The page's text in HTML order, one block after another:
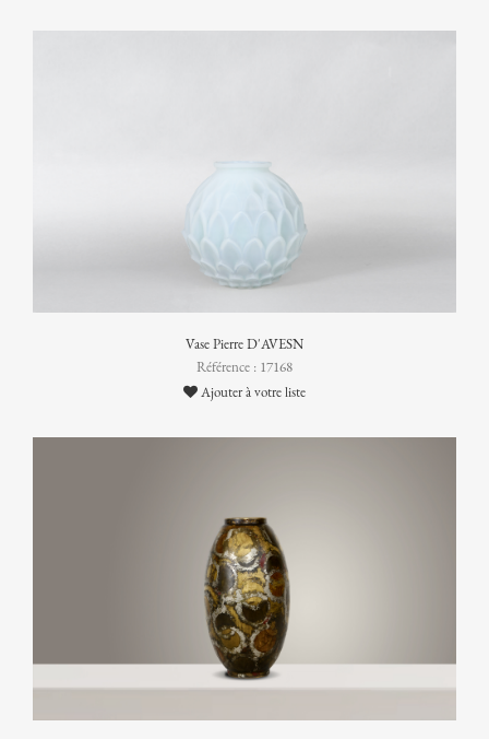
Vase Pierre D'AVESN
Référence : 17168
Ajouter à votre liste